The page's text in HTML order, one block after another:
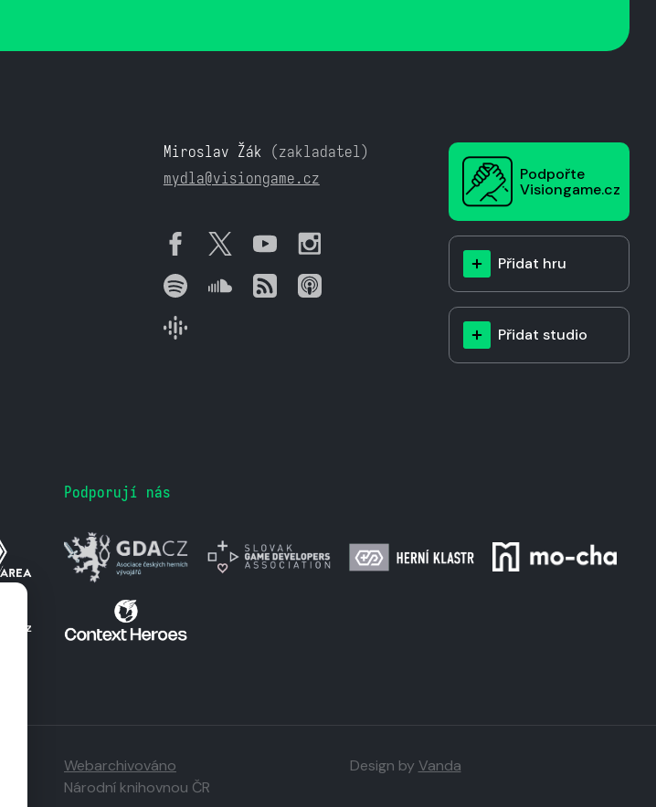
Miroslav Žák (zakladatel)
mydla@visiongame.cz
Podpořte
Visiongame.cz
Přidat hru
Přidat studio
Podporují nás
Webarchivováno
Národní knihovnou ČR
Design by Vanda